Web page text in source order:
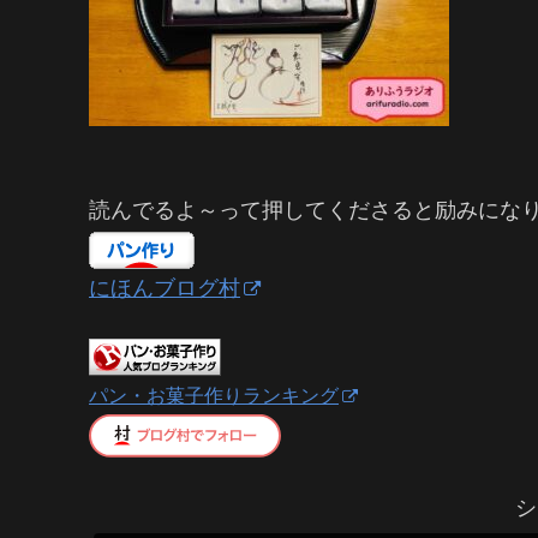
読んでるよ～って押してくださると励みにな
にほんブログ村
パン・お菓子作りランキング